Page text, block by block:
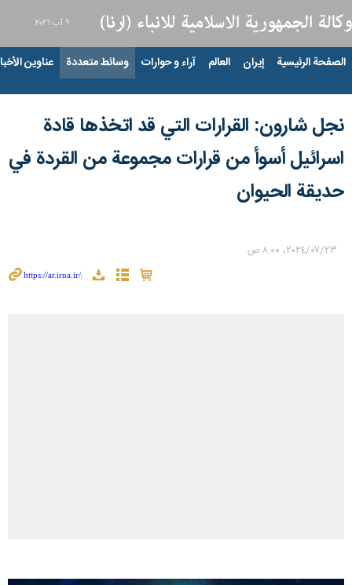
٩ آب ٢٠٢٦
الصفحة الرئيسية إيران العالم آراء و حوارات وسائط متعددة عناوين
نجل شارون: القرارات التي قد اتخذها قادة
اسرائیل أسوأ من قرارات مجموعة من القردة في
حدیقة الحیوان
٢٣‏/٠٧‏/٢٠٢٤، ٨:٠٠ ص